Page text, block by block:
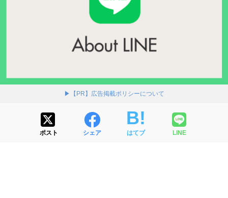
▶【PR】広告掲載ポリシーについて
ポスト シェア はてブ LINE